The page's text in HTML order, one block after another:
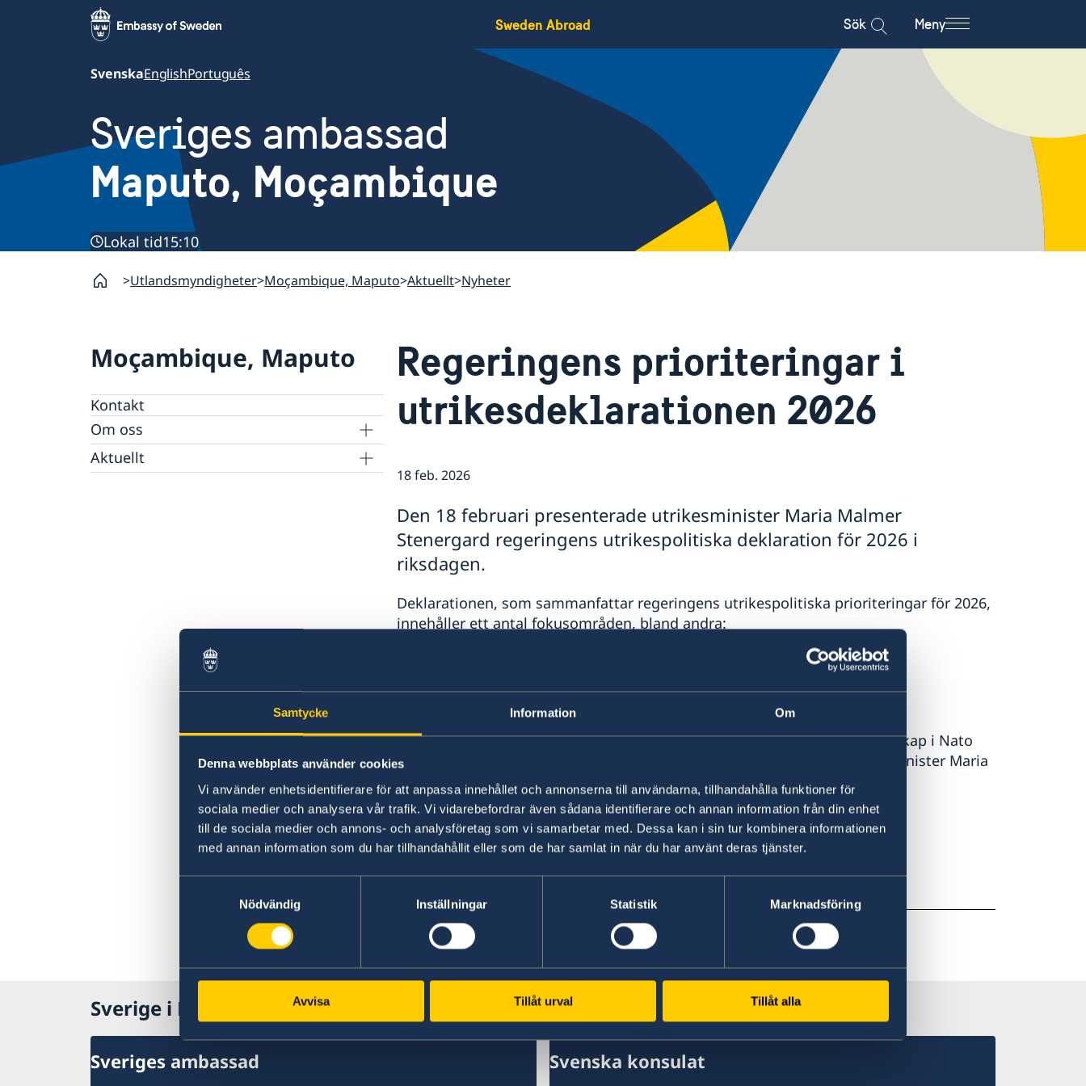
Samtycke Information Om
Denna webbplats använder cookies
Vi använder enhetsidentifierare för att anpassa innehållet och annonserna till användarna, tillhandahålla funktioner för
sociala medier och analysera vår trafik. Vi vidarebefordrar även sådana identifierare och annan information från din enhet
till de sociala medier och annons- och analysföretag som vi samarbetar med. Dessa kan i sin tur kombinera informationen
med annan information som du har tillhandahållit eller som de har samlat in när du har använt deras tjänster.
Nödvändig
Inställningar Statistik Marknadsföring
Avvisa Tillåt urval Tillåt alla
Sweden Abroad Sök Meny
SvenskaEnglishPortuguês
Sveriges ambassad
Maputo, Moçambique
Lokal tid15:10
Utlandsmyndigheter Moçambique, Maputo Aktuellt Nyheter
Moçambique, Maputo
Kontakt
Om oss
Personal Moçambique
Aktuellt
Regeringens prioriteringar i
utrikesdeklarationen 2026
18 feb. 2026
Den 18 februari presenterade utrikesminister Maria Malmer
Stenergard regeringens utrikespolitiska deklaration för 2026 i
riksdagen.
Deklarationen, som sammanfattar regeringens utrikespolitiska prioriteringar för 2026,
innehåller ett antal fokusområden, bland andra:
Jämställdhet och kvinnors egenmakt.
– Vi har valt att värna Sveriges och svenskars säkerhet. Sveriges medlemskap i Nato
gör vårt land säkrare. Vi står inte ensamma i en orolig tid, säger utrikesminister Maria
Malmer Stenergard.
Läs pressmeddelandet om utrikesdeklarationen på regeringen.se.
Läs hela utrikesdeklarationen på regeringen.se.
Senast uppdaterad 20 feb. 2026, 09.43
Sverige i Moçambique
Sveriges ambassad Svenska konsulat